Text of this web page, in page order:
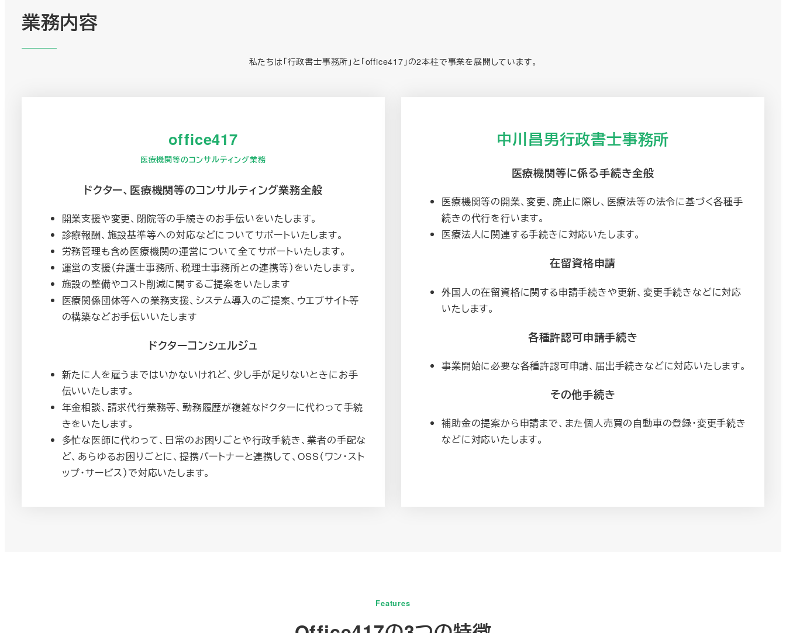
業務内容
私たちは「行政書士事務所」と「office417」の2本柱で事業を展開しています。
office417
医療機関等のコンサルティング業務
ドクター、医療機関等のコンサルティング業務全般
開業支援や変更、閉院等の手続きのお手伝いをいたします。
診療報酬、施設基準等への対応などについてサポートいたします。
労務管理も含め医療機関の運営について全てサポートいたします。
運営の支援（弁護士事務所、税理士事務所との連携等）をいたします。
施設の整備やコスト削減に関するご提案をいたします
医療関係団体等への業務支援、システム導入のご提案、ウエブサイト等
の構築などお手伝いいたします
ドクターコンシェルジュ
新たに人を雇うまではいかないけれど、少し手が足りないときにお手
伝いいたします。
年金相談、請求代行業務等、勤務履歴が複雑なドクターに代わって手続
きをいたします。
多忙な医師に代わって、日常のお困りごとや行政手続き、業者の手配な
ど、あらゆるお困りごとに、提携パートナーと連携して、OSS（ワン・スト
ップ・サービス）で対応いたします。
中川昌男行政書士事務所
医療機関等に係る手続き全般
医療機関等の開業、変更、廃止に際し、医療法等の法令に基づく各種手
続きの代行を行います。
医療法人に関連する手続きに対応いたします。
在留資格申請
外国人の在留資格に関する申請手続きや更新、変更手続きなどに対応
いたします。
各種許認可申請手続き
事業開始に必要な各種許認可申請、届出手続きなどに対応いたします。
その他手続き
補助金の提案から申請まで、また個人売買の自動車の登録・変更手続き
などに対応いたします。
Features